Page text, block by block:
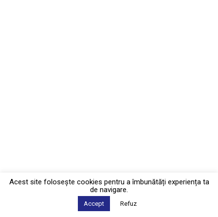
Acest site foloseşte cookies pentru a îmbunătăți experiența ta
de navigare.
Accept Refuz